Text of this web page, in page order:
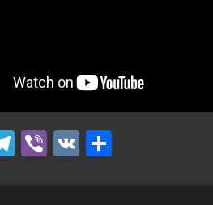
Telegram
Viber
VK